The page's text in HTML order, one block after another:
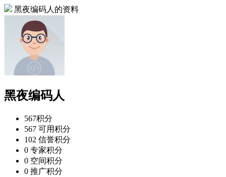
黑夜编码人的资料
黑夜编码人
567积分
567 可用积分
102 信誉积分
0 专家积分
0 空间积分
0 推广积分